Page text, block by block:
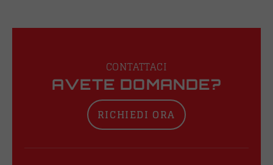
CONTATTACI
AVETE DOMANDE?
RICHIEDI ORA